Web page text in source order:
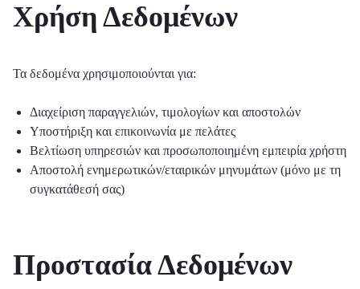
Χρήση Δεδομένων
Τα δεδομένα χρησιμοποιούνται για:
Διαχείριση παραγγελιών, τιμολογίων και αποστολών
Υποστήριξη και επικοινωνία με πελάτες
Βελτίωση υπηρεσιών και προσωποποιημένη εμπειρία χρήστη
Αποστολή ενημερωτικών/εταιρικών μηνυμάτων (μόνο με τη
συγκατάθεσή σας)
Προστασία Δεδομένων